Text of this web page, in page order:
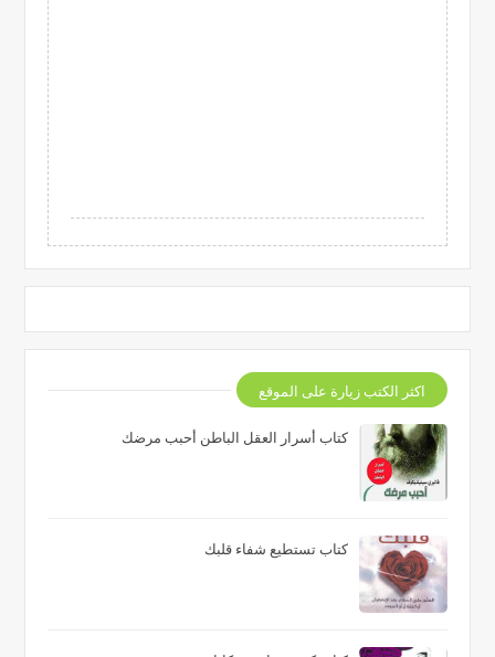
اكثر الكتب زيارة على الموقع
كتاب أسرار العقل الباطن أحبب مرضك
كتاب تستطيع شفاء قلبك